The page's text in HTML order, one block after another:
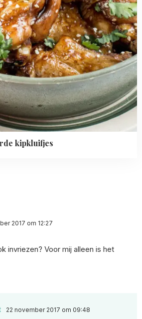
kipkluifjes
2017 om 12:27
invriezen? Voor mij alleen is het
22 november 2017 om 09:48